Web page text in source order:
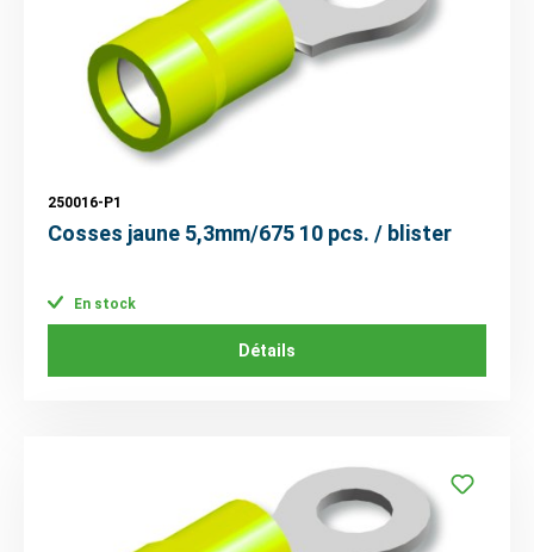
250016-P1
Cosses jaune 5,3mm/675 10 pcs. / blister
En stock
Détails